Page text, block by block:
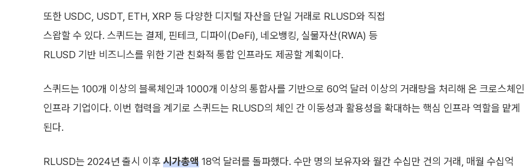
또한 USDC, USDT, ETH, XRP 등 다양한 디지털 자산을 단일 거래로 RLUSD와 직접
스왑할 수 있다. 스퀴드는 결제, 핀테크, 디파이(DeFi), 네오뱅킹, 실물자산(RWA) 등
RLUSD 기반 비즈니스를 위한 기관 친화적 통합 인프라도 제공할 계획이다.
스퀴드는 100개 이상의 블록체인과 1000개 이상의 통합사를 기반으로 60억 달러 이상의 거래량을 처리해 온 크로스체인
인프라 기업이다. 이번 협력을 계기로 스퀴드는 RLUSD의 체인 간 이동성과 활용성을 확대하는 핵심 인프라 역할을 맡게
된다.
RLUSD는 2024년 출시 이후 시가총액 18억 달러를 돌파했다. 수만 명의 보유자와 월간 수십만 건의 거래, 매월 수십억